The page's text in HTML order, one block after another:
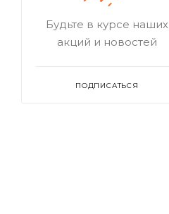
Будьте в курсе наших
акций и новостей
ПОДПИСАТЬСЯ